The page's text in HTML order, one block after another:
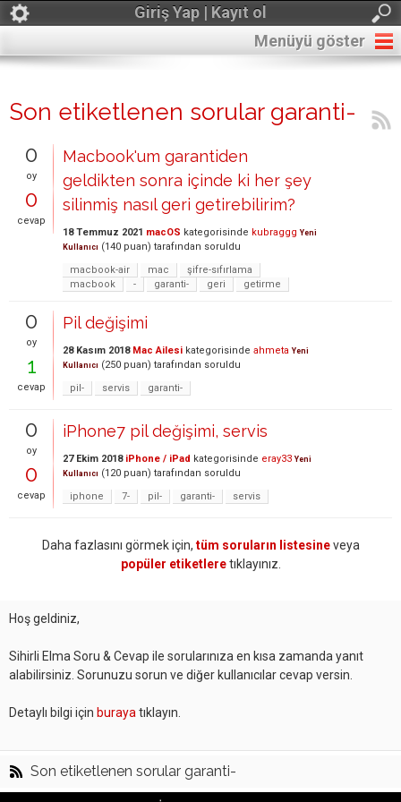
Giriş Yap | Kayıt ol
Menüyü göster
Son etiketlenen sorular garanti-
0
oy
0
cevap
Macbook'um garantiden
geldikten sonra içinde ki her şey
silinmiş nasıl geri getirebilirim?
18 Temmuz 2021 macOS kategorisinde kubraggg Yeni
Kullanıcı (140 puan) tarafından soruldu
macbook-air
mac
şifre-sıfırlama
macbook
- garanti- geri getirme
0
oy
1
cevap
Pil değişimi
28 Kasım 2018 Mac Ailesi kategorisinde ahmeta Yeni
Kullanıcı (250 puan) tarafından soruldu
pil-
servis garanti-
0
oy
0
cevap
iPhone7 pil değişimi, servis
27 Ekim 2018 iPhone / iPad kategorisinde eray33 Yeni
Kullanıcı (120 puan) tarafından soruldu
iphone
7- pil- garanti- servis
Daha fazlasını görmek için, tüm soruların listesineveya
popüler etiketleretıklayınız.
Hoş geldiniz,
Sihirli Elma Soru & Cevap ile sorularınıza en kısa zamanda yanıt
alabilirsiniz. Sorunuzu sorun ve diğer kullanıcılar cevap versin.
Detaylı bilgi için buraya tıklayın.
Son etiketlenen sorular garanti-